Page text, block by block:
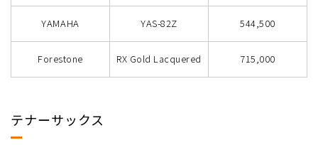
YAMAHA YAS-82Z 544,500
Forestone RX Gold Lacquered 715,000
テナーサックス